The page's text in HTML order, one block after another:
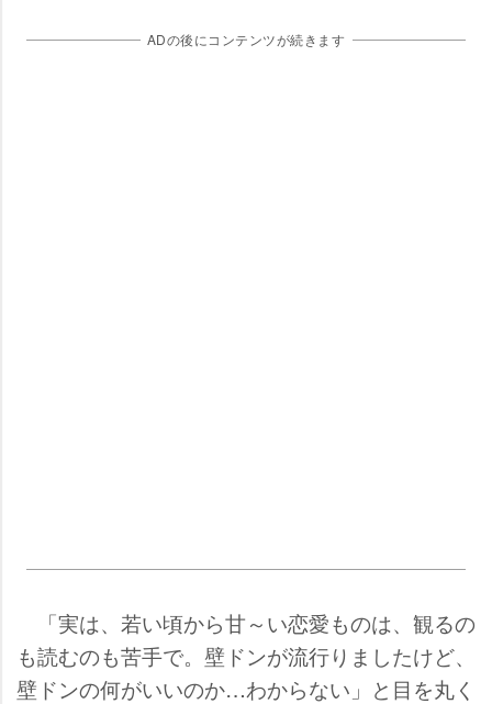
ADの後にコンテンツが続きます
「実は、若い頃から甘～い恋愛ものは、観るの
も読むのも苦手で。壁ドンが流行りましたけど、
壁ドンの何がいいのか…わからない」と目を丸く